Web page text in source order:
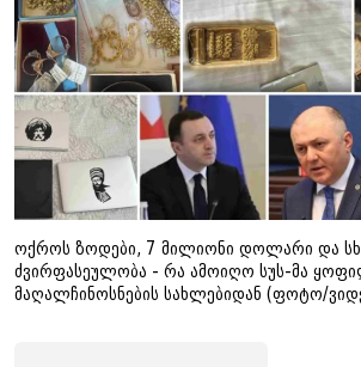
ოქროს ზოდები, 7 მილიონი დოლარი და
ძვირფასეულობა - რა ამოიღო სუს-მა
მაღალჩინოსნების სახლებიდან (ფოტო/